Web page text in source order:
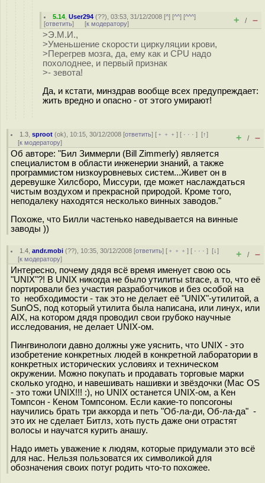
5.14 ,User294 (??), 03:53, 31/12/2008 [^] [^^] [^^^]
[ответить] [к модератору] + / –
>Э.М.И.,
>Уменьшение скорости циркуляции крови,
>Перегрев мозга, да, ему как и CPU надо
похолоднее, и первый признак
>- зевота!
Да, и кстати, минздрав вообще всех предупреждает:
жить вредно и опасно - от этого умирают!
1.3 ,sproot (ok), 10:15, 30/12/2008 [ответить] [ ﹢﹢﹢] [ · · ·][↑]
[к модератору] + / –
Об авторе: "Бил Зиммерли (Bill Zimmerly) является
специалистом в области инженерии знаний, а также
программистом низкоуровневых систем...Живет он в
деревушке Хилсборо, Миссури, где может наслаждаться
чистым воздухом и прекрасной природой. Кроме того,
неподалеку находятся несколько винных заводов."
Похоже, что Билли частенько наведывается на винные
заводы ))
1.4 ,andr.mobi (??), 10:35, 30/12/2008 [ответить] [ ﹢﹢﹢] [ · · ·][↓]
[к модератору] + / –
Интересно, почему дядя всё время именует свою ось
"UNIX"?! В UNIX никогда не было утилиты strace, а то, что её
портировали без участия разработчиков и без особой на
то необходимости - так это не делает её "UNIX"-утилитой, а
SunOS, под который утилита была написана, или линух, или
AIX, на котором дядя проводил свои грубоко научные
исследования, не делает UNIX-ом.
Пингвинологи давно должны уже уяснить, что UNIX - это
изобретение конкретных людей в конкретной лаборатории в
конкретных исторических условиях и техническом
окружении. Можно покупать и продавать торговые марки
сколько угодно, и навешивать нашивки и звёздочки (Mac OS
- это тожи UNIX!!! :), но UNIX останется UNIX-ом, а Кен
Томпсон - Кеном Томпсоном. Если какие-то попсогоны
научились брать три аккорда и петь "Об-ла-ди, Об-ла-да" -
это их не сделает Битлз, хоть пусть даже они отрастят
волосы и научатся курить анашу.
Надо иметь уважение к людям, которые придумали это всё
для нас. Нельзя пользоватся их символикой для
обозначения своих потуг родить что-то похожее.